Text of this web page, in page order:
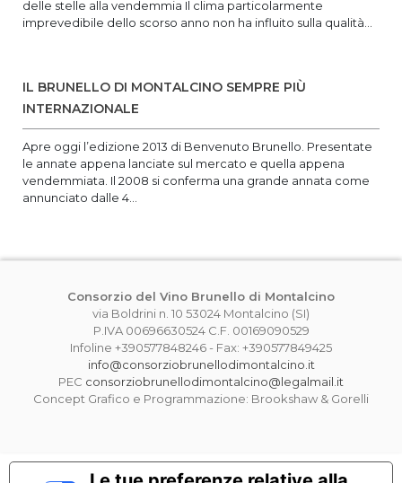
delle stelle alla vendemmia Il clima particolarmente
imprevedibile dello scorso anno non ha influito sulla qualità...
IL BRUNELLO DI MONTALCINO SEMPRE PIÙ
INTERNAZIONALE
Apre oggi l’edizione 2013 di Benvenuto Brunello. Presentate
le annate appena lanciate sul mercato e quella appena
vendemmiata. Il 2008 si conferma una grande annata come
annunciato dalle 4...
Consorzio del Vino Brunello di Montalcino
via Boldrini n. 10 53024 Montalcino (SI)
P.IVA 00696630524 C.F. 00169090529
Infoline +390577848246 - Fax: +390577849425
info@consorziobrunellodimontalcino.it
PEC consorziobrunellodimontalcino@legalmail.it
Concept Grafico e Programmazione: Brookshaw & Gorelli